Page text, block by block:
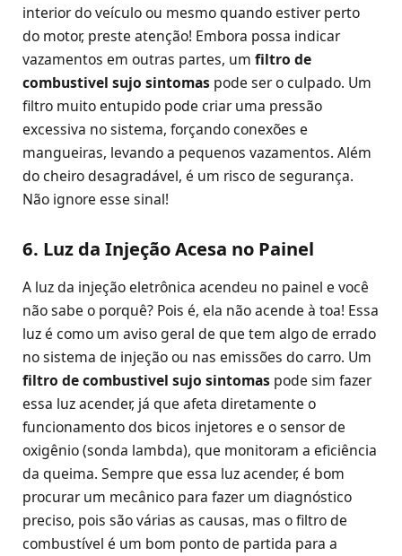
interior do veículo ou mesmo quando estiver perto
do motor, preste atenção! Embora possa indicar
vazamentos em outras partes, um filtro de
combustivel sujo sintomas pode ser o culpado. Um
filtro muito entupido pode criar uma pressão
excessiva no sistema, forçando conexões e
mangueiras, levando a pequenos vazamentos. Além
do cheiro desagradável, é um risco de segurança.
Não ignore esse sinal!
6. Luz da Injeção Acesa no Painel
A luz da injeção eletrônica acendeu no painel e você
não sabe o porquê? Pois é, ela não acende à toa! Essa
luz é como um aviso geral de que tem algo de errado
no sistema de injeção ou nas emissões do carro. Um
filtro de combustivel sujo sintomas pode sim fazer
essa luz acender, já que afeta diretamente o
funcionamento dos bicos injetores e o sensor de
oxigênio (sonda lambda), que monitoram a eficiência
da queima. Sempre que essa luz acender, é bom
procurar um mecânico para fazer um diagnóstico
preciso, pois são várias as causas, mas o filtro de
combustível é um bom ponto de partida para a